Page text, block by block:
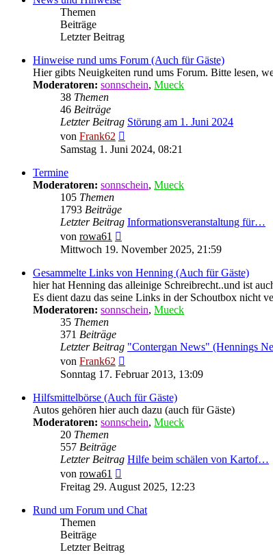
Themen
Beiträge
Letzter Beitrag
Hinweise rund ums Forum (Auch für Gäste)
Hier gibts Neuigkeiten rund ums Forum. Bitte lesen,
Moderatoren: sonnschein, Mueck
38 Themen
46 Beiträge
Letzter Beitrag Störung am 1. Juni 2024
von Frank62
Beitrag
Samstag 1. Juni 2024, 08:21
Termine
Moderatoren: sonnschein, Mueck
105 Themen
1793 Beiträge
Letzter Beitrag Informationsveranstaltung für…
von rowa61
Beitrag
Mittwoch 19. November 2025, 21:59
Gesammelte Links von Henning (Auch für Gäste)
hier hat Henning das alleinige Schreibrecht..und ist
Es dient dazu das seine Links in der Schoutbox nicht
Moderatoren: sonnschein, Mueck
35 Themen
371 Beiträge
Letzter Beitrag "Contergan News" (Hennings
von Frank62
Beitrag
Sonntag 17. Februar 2013, 13:09
Hilfsmittelbörse (Auch für Gäste)
Autos gehören hier auch dazu (auch für Gäste)
Moderatoren: sonnschein, Mueck
20 Themen
557 Beiträge
Letzter Beitrag Hilfe beim schälen von Kartof…
von rowa61
Beitrag
Freitag 29. August 2025, 12:23
Rund um Forum und Chat
Themen
Beiträge
Letzter Beitrag